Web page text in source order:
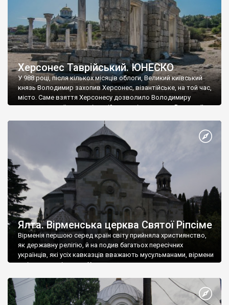
Херсонес Таврійський. ЮНЕСКО
У 988 році, після кількох місяців облоги, Великий київський
князь Володимир захопив Херсонес, візантійське, на той час,
місто. Саме взяття Херсонесу дозволило Володимиру
диктувати свої умови візантійському імператору Василю ІІ, та
Херсонесі Володимир-язичник, став Василем-християнином.
А потім було Хрещення Русі. На честь Херсонесу Таврійського
Ялта. Вірменська церква Святої Ріпсіме
Вірменія першою серед країн світу прийняла християнство,
як державну релігію, й на подив багатьох пересічних
українців, які усіх кавказців вважають мусульманами, вірмени
є відданими вірянами Христа